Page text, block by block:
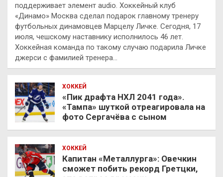
поддерживает элемент audio. Хоккейный клуб
«Динамо» Москва сделал подарок главному тренеру
футбольных динамовцев Марцелу Личке. Сегодня, 17
июля, чешскому наставнику исполнилось 46 лет.
Хоккейная команда по такому случаю подарила Личке
джерси с фамилией тренера…
ХОККЕЙ
«Пик драфта НХЛ 2041 года».
«Тампа» шуткой отреагировала на
фото Сергачёва с сыном
ХОККЕЙ
Капитан «Металлурга»: Овечкин
сможет побить рекорд Гретцки,